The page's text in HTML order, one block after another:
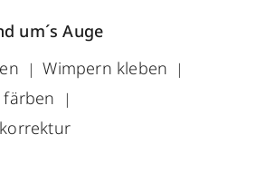
um´s Auge
Wimpern kleben